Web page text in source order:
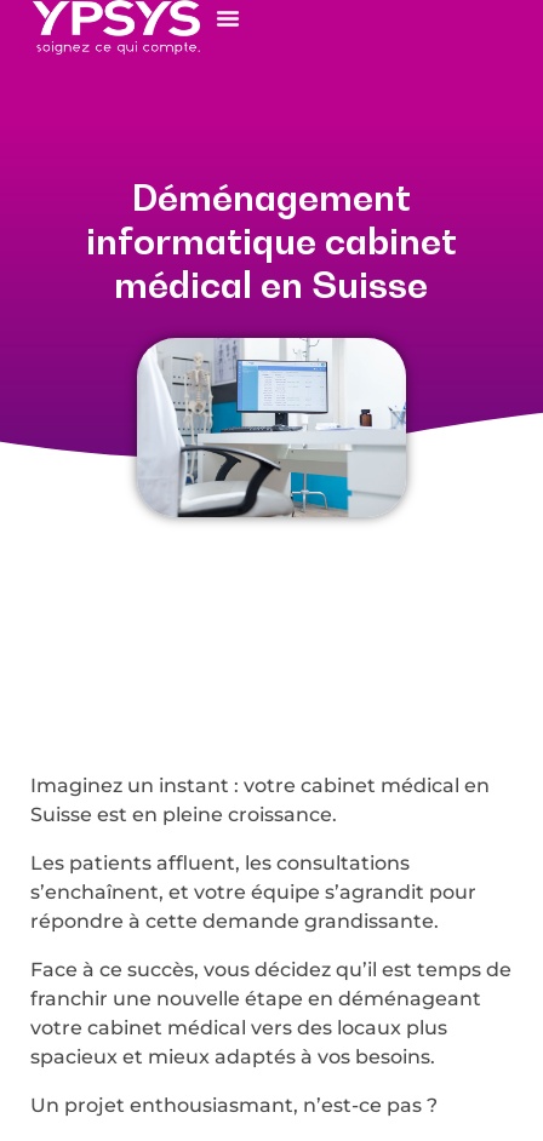
Déménagement
informatique cabinet
médical en Suisse
Imaginez un instant : votre cabinet médical en
Suisse est en pleine croissance.
Les patients affluent, les consultations
s’enchaînent, et votre équipe s’agrandit pour
répondre à cette demande grandissante.
Face à ce succès, vous décidez qu’il est temps de
franchir une nouvelle étape en déménageant
votre cabinet médical vers des locaux plus
spacieux et mieux adaptés à vos besoins.
Un projet enthousiasmant, n’est-ce pas ?